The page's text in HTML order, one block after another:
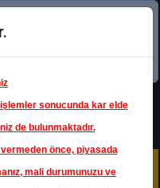
indirin!
sonucunda kar elde
de bulunmaktadır.
önce, piyasada
mali durumunuzu ve